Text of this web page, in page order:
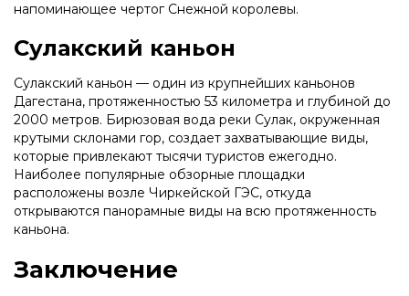
напоминающее чертог Снежной королевы.
Сулакский каньон
Сулакский каньон — один из крупнейших каньонов
Дагестана, протяженностью 53 километра и глубиной до
2000 метров. Бирюзовая вода реки Сулак, окруженная
крутыми склонами гор, создает захватывающие виды,
которые привлекают тысячи туристов ежегодно.
Наиболее популярные обзорные площадки
расположены возле Чиркейской ГЭС, откуда
открываются панорамные виды на всю протяженность
каньона.
Заключение